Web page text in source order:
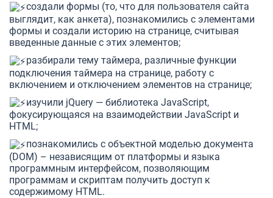
создали формы (то, что для пользователя сайта
выглядит, как анкета), познакомились с элементами
формы и создали историю на странице, считывая
введенные данные с этих элементов;
разбирали тему таймера, различные функции
подключения таймера на странице, работу с
включением и отключением элементов на странице;
изучили jQuery — библиотека JavaScript,
фокусирующаяся на взаимодействии JavaScript и
HTML;
познакомились с объектной моделью документа
(DOM) – независящим от платформы и языка
программным интерфейсом, позволяющим
программам и скриптам получить доступ к
содержимому HTML.